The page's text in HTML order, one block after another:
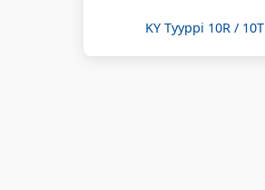
KY Tyyppi 10R / 10T